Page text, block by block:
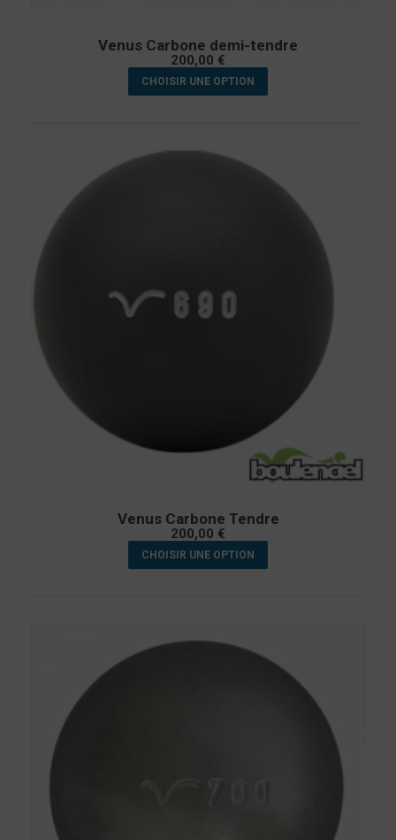
Venus Carbone demi-tendre
200,00 €
CHOISIR UNE OPTION
Venus Carbone Tendre
200,00 €
CHOISIR UNE OPTION